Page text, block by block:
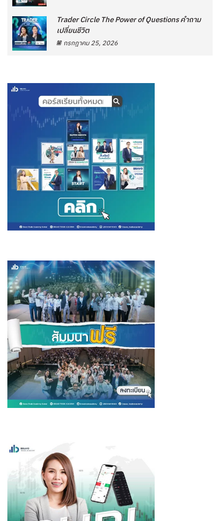
Trader Circle The Power of Questions คำถาม
เปลี่ยนชีวิต
กรกฎาคม 25, 2026